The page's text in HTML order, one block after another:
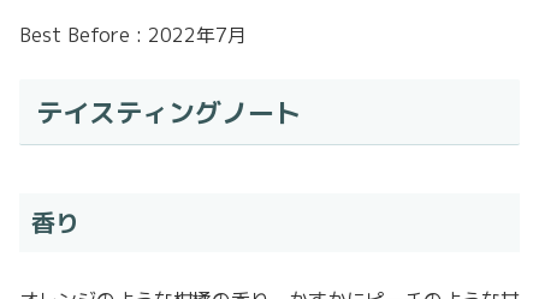
Best Before : 2022年7月
テイスティングノート
香り